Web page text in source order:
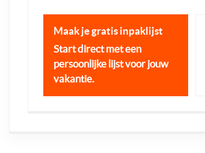
Maak je gratis inpaklijst
Start direct met een
persoonlijke lijst voor jouw
vakantie.